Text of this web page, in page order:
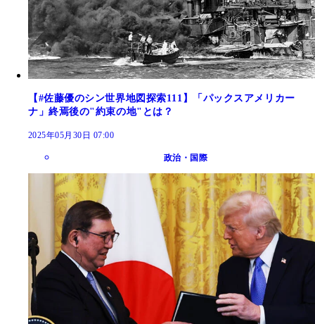
【#佐藤優のシン世界地図探索111】「パックスアメリカー
ナ」終焉後の"約束の地"とは？
2025年05月30日 07:00
政治・国際